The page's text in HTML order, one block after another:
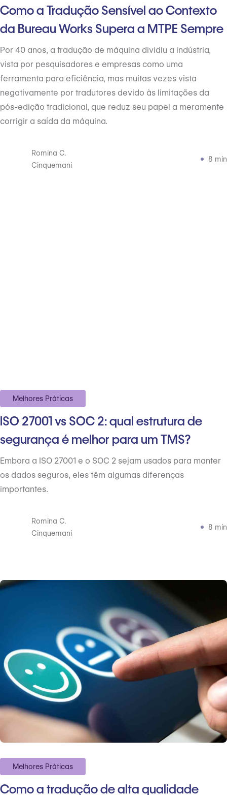
Como a Tradução Sensível ao Contexto
da Bureau Works Supera a MTPE Sempre
Por 40 anos, a tradução de máquina dividiu a indústria,
vista por pesquisadores e empresas como uma
ferramenta para eficiência, mas muitas vezes vista
negativamente por tradutores devido às limitações da
pós-edição tradicional, que reduz seu papel a meramente
corrigir a saída da máquina.
Romina C.
Cinquemani
8 min
Melhores Práticas
ISO 27001 vs SOC 2: qual estrutura de
segurança é melhor para um TMS?
Embora a ISO 27001 e o SOC 2 sejam usados para manter
os dados seguros, eles têm algumas diferenças
importantes.
Romina C.
Cinquemani
8 min
Melhores Práticas
Como a tradução de alta qualidade